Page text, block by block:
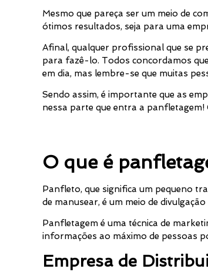
Mesmo que pareça ser um meio de
ótimos resultados, seja para uma
Afinal, qualquer profissional que se
para fazê-lo. Todos concordamos
em dia, mas lembre-se que muitas
Sendo assim, é importante que as
nessa parte que entra a
O que é
Panfleto, que significa um pequeno
de manusear, é um meio de
Panfletagem é uma técnica de
informações ao máximo de pessoas
Empresa de